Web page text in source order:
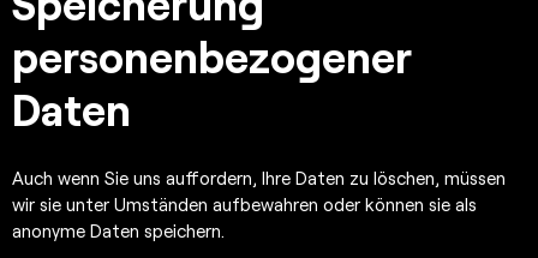
personenbezogener
Daten
Auch wenn Sie uns auffordern, Ihre Daten zu löschen, müssen
wir sie unter Umständen aufbewahren oder können sie als
anonyme Daten speichern.